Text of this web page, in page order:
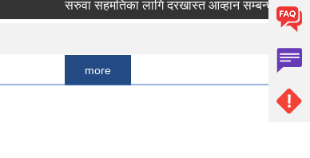
सरुवा सहमतिका लागि दरखास्त आव्हान सम्बन्धी सूचना ।